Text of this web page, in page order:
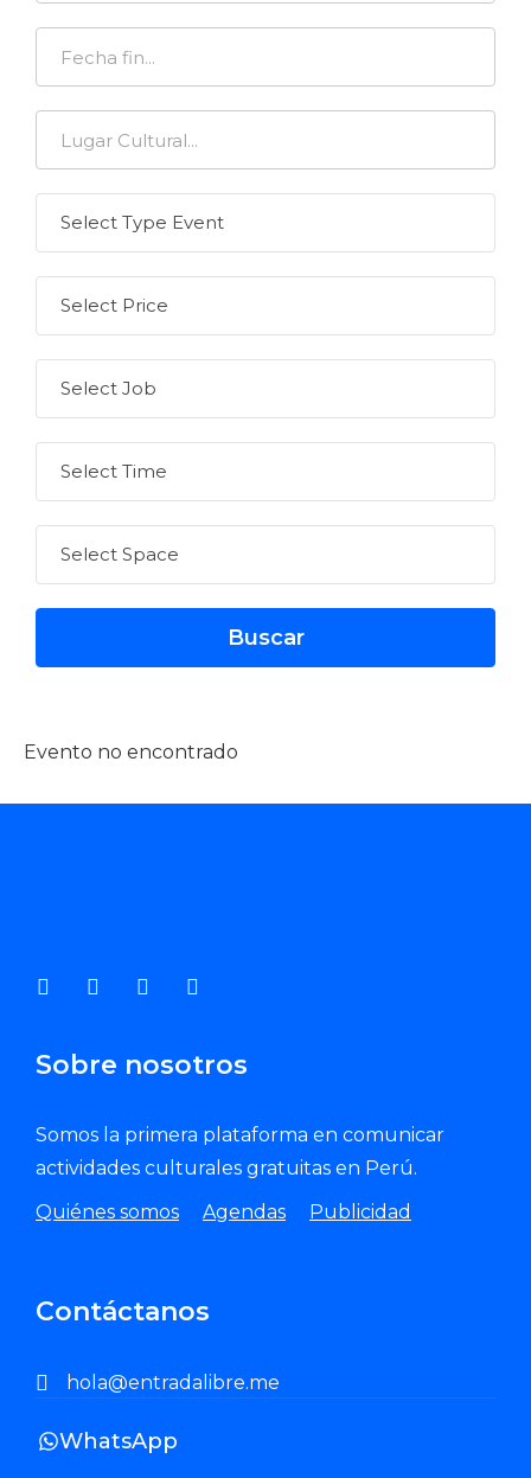
Evento no encontrado
Sobre nosotros
Somos la primera plataforma en comunicar
actividades culturales gratuitas en Perú.
Quiénes somos
Agendas Publicidad
Contáctanos
hola@entradalibre.me
WhatsApp